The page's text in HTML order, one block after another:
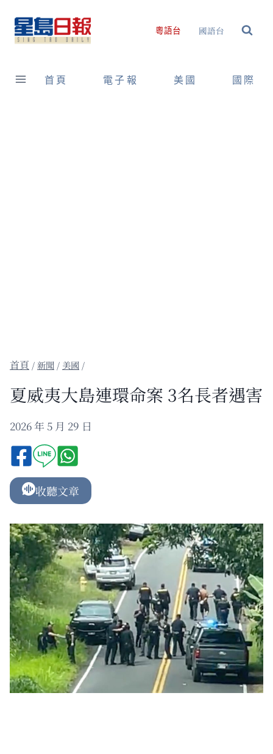
content
粵語台 國語台
首頁 電子報 美國 國際
/新聞 / 美國 /
夏威夷大島連環命案 3名長者遇害
2026 年 5 月 29 日
收聽文章